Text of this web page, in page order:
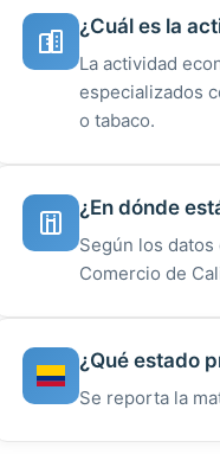
¿Cuál es la
La actividad
especializados
o tabaco.
¿En dónde
Según los
Comercio de
¿Qué estado
Se reporta la